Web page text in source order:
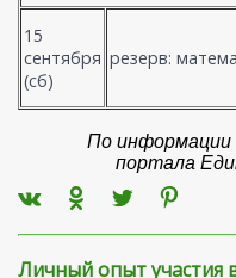
15
сентября
(сб)
резерв:
По информации
портала
Личный опыт участия